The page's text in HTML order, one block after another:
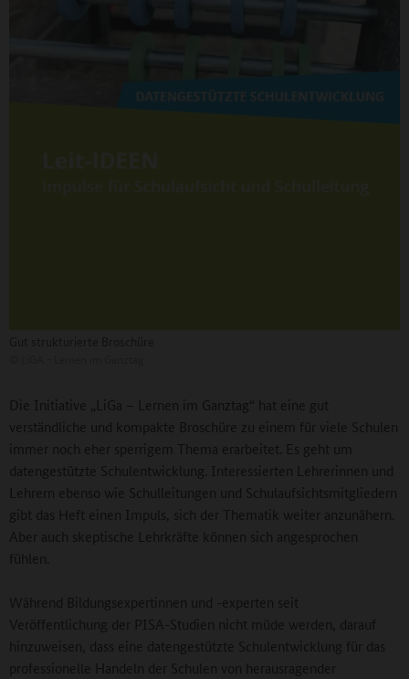
Die Initiative „LiGa – Lernen im Ganztag“ hat eine gut
verständliche und kompakte Broschüre zu einem für viele Schulen
immer noch eher sperrigem Thema erarbeitet. Es geht um
datengestützte Schulentwicklung. Interessierten Lehrerinnen und
Lehrern ebenso wie Schulleitungen und Schulaufsichtsmitgliedern
gibt das Heft einen Impuls, sich der Thematik weiter anzunähern.
Aber auch skeptische Lehrkräfte können sich angesprochen
fühlen.
Während Bildungsexpertinnen und -experten seit
Veröffentlichung der PISA-Studien nicht müde werden, darauf
hinzuweisen, dass eine datengestützte Schulentwicklung für das
professionelle Handeln der Schulen von herausragender